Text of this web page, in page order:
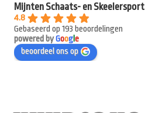
Mijnten Schaats- en Skeelersport
4.8
Gebaseerd op 193 beoordelingen
powered byGooge
beoordeel ons op